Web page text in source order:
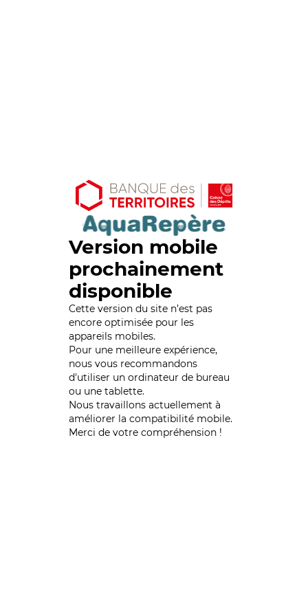
Version mobile
prochainement
disponible
Cette version du site n’est pas
encore optimisée pour les
appareils mobiles.
Pour une meilleure expérience,
nous vous recommandons
d'utiliser un ordinateur de bureau
ou une tablette.
Nous travaillons actuellement à
améliorer la compatibilité mobile.
Merci de votre compréhension !